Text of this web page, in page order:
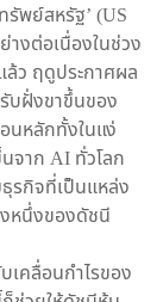
รัพย์สหรัฐ’ (US
างต่อเนื่องในช่วง
ว ฤดูประกาศผล
บฝั่งขาขึ้นของ
นหลักทั้งในแง่
จาก AI ทั่วโลก
รกิจที่เป็นแหล่ง
หนึ่งของดัชนี
คลื่อนกำไรของ